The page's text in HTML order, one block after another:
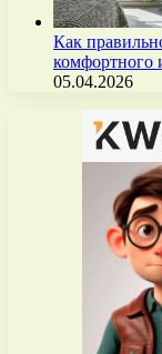
Как
комфортного
05.04.2026